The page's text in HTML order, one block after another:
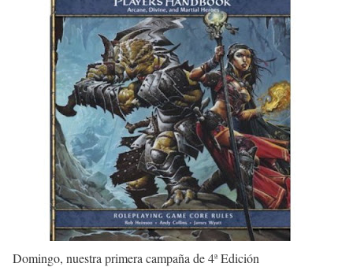
Domingo, nuestra primera campaña de 4ª Edición